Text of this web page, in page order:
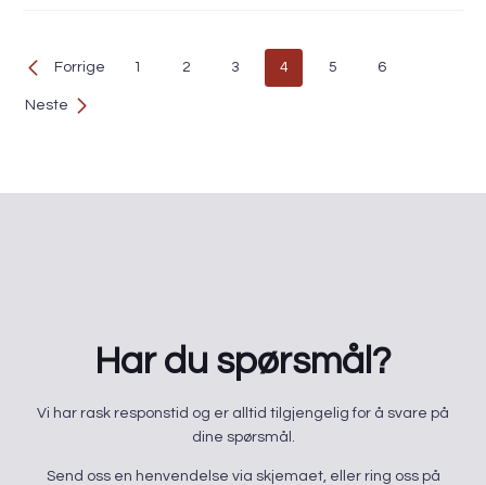
Forrige 1 2 3 4 5 6
Neste
Har du spørsmål?
​Vi har rask responstid og er alltid ​tilgjengelig for å svare på
dine spørsmål.
Send oss en henvendelse via skjemaet, eller ring oss på